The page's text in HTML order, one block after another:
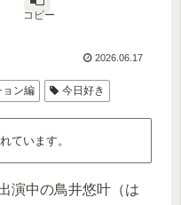
コピー
2026.06.17
ョン編 今日好き
ています。
演中の鳥井悠叶（は